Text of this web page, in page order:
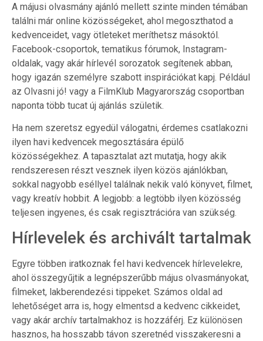
A májusi olvasmány ajánló mellett szinte minden témában
találni már online közösségeket, ahol megoszthatod a
kedvenceidet, vagy ötleteket meríthetsz másoktól.
Facebook-csoportok, tematikus fórumok, Instagram-
oldalak, vagy akár hírlevél sorozatok segítenek abban,
hogy igazán személyre szabott inspirációkat kapj. Például
az Olvasni jó! vagy a FilmKlub Magyarország csoportban
naponta több tucat új ajánlás születik.
Ha nem szeretsz egyedül válogatni, érdemes csatlakozni
ilyen havi kedvencek megosztására épülő
közösségekhez. A tapasztalat azt mutatja, hogy akik
rendszeresen részt vesznek ilyen közös ajánlókban,
sokkal nagyobb eséllyel találnak nekik való könyvet, filmet,
vagy kreatív hobbit. A legjobb: a legtöbb ilyen közösség
teljesen ingyenes, és csak regisztrációra van szükség.
Hírlevelek és archivált tartalmak
Egyre többen iratkoznak fel havi kedvencek hírlevelekre,
ahol összegyűjtik a legnépszerűbb május olvasmányokat,
filmeket, lakberendezési tippeket. Számos oldal ad
lehetőséget arra is, hogy elmentsd a kedvenc cikkeidet,
vagy akár archív tartalmakhoz is hozzáférj. Ez különösen
hasznos, ha hosszabb távon szeretnéd visszakeresni a